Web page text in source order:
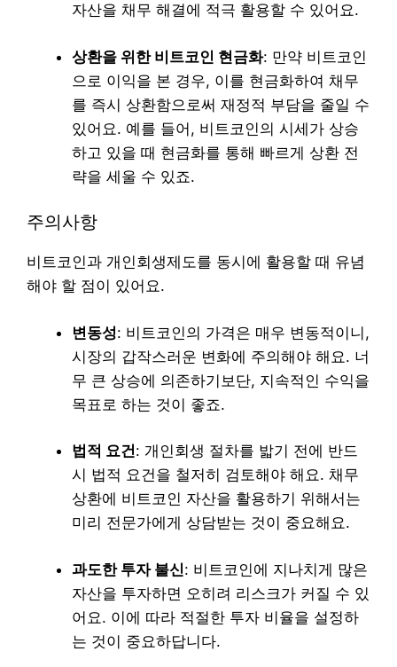
자산을 채무 해결에 적극 활용할 수 있어요.
상환을 위한 비트코인 현금화: 만약 비트코인
으로 이익을 본 경우, 이를 현금화하여 채무
를 즉시 상환함으로써 재정적 부담을 줄일 수
있어요. 예를 들어, 비트코인의 시세가 상승
하고 있을 때 현금화를 통해 빠르게 상환 전
략을 세울 수 있죠.
주의사항
비트코인과 개인회생제도를 동시에 활용할 때 유념
해야 할 점이 있어요.
변동성: 비트코인의 가격은 매우 변동적이니,
시장의 갑작스러운 변화에 주의해야 해요. 너
무 큰 상승에 의존하기보단, 지속적인 수익을
목표로 하는 것이 좋죠.
법적 요건: 개인회생 절차를 밟기 전에 반드
시 법적 요건을 철저히 검토해야 해요. 채무
상환에 비트코인 자산을 활용하기 위해서는
미리 전문가에게 상담받는 것이 중요해요.
과도한 투자 불신: 비트코인에 지나치게 많은
자산을 투자하면 오히려 리스크가 커질 수 있
어요. 이에 따라 적절한 투자 비율을 설정하
는 것이 중요하답니다.